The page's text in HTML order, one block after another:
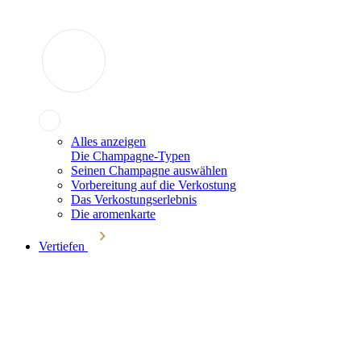
Alles anzeigen
Die Champagne-Typen
Seinen Champagne auswählen
Vorbereitung auf die Verkostung
Das Verkostungserlebnis
Die aromenkarte
Vertiefen